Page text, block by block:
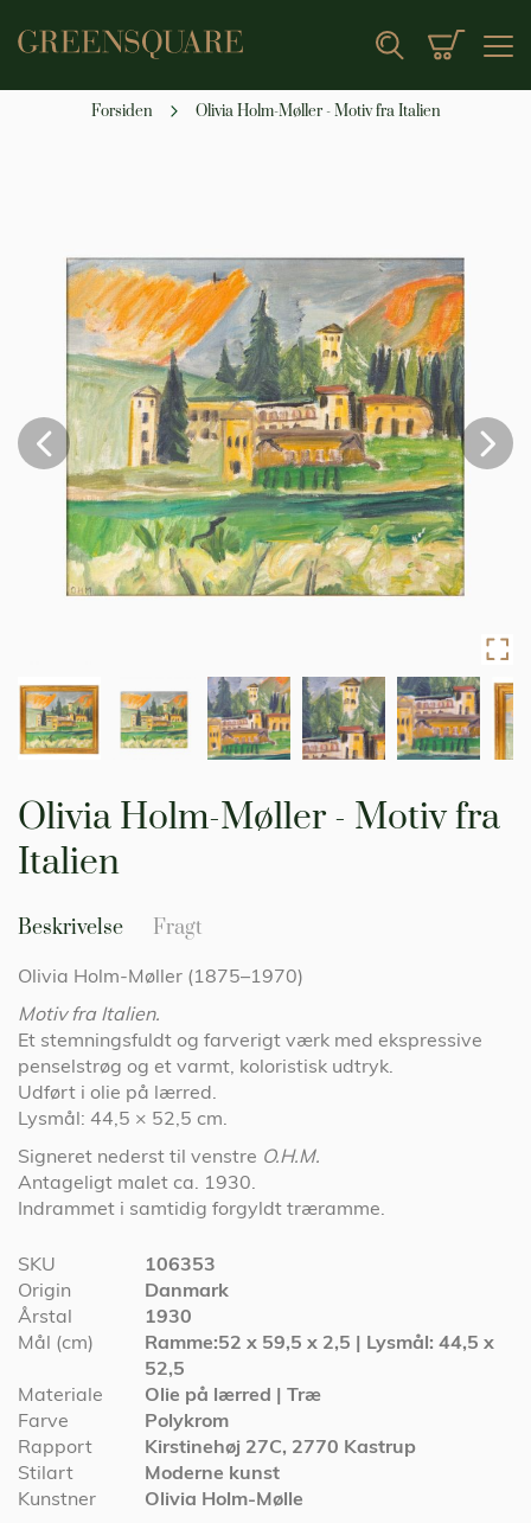
Search Min
Forsiden Olivia Holm-Møller - Motiv fra Italien
Olivia Holm-Møller - Motiv fra
Italien
Beskrivelse
Olivia Holm-Møller (1875–1970)
Motiv fra Italien.
Et stemningsfuldt og farverigt værk med ekspressive
penselstrøg og et varmt, koloristisk udtryk.
Udført i olie på lærred.
Lysmål: 44,5 × 52,5 cm.
Signeret nederst til venstre O.H.M.
Antageligt malet ca. 1930.
Indrammet i samtidig forgyldt træramme.
Specifikationer
SKU
106353
Origin
Danmark
Årstal
1930
Mål (cm)
Ramme:52 x 59,5 x 2,5 | Lysmål: 44,5 x
52,5
Materiale
Olie på lærred | Træ
Farve
Polykrom
Rapport
Kirstinehøj 27C, 2770 Kastrup
Stilart
Moderne kunst
Kunstner
Olivia Holm-Mølle
Fragt
billedgalleriet
starten
af
billedgalleriet